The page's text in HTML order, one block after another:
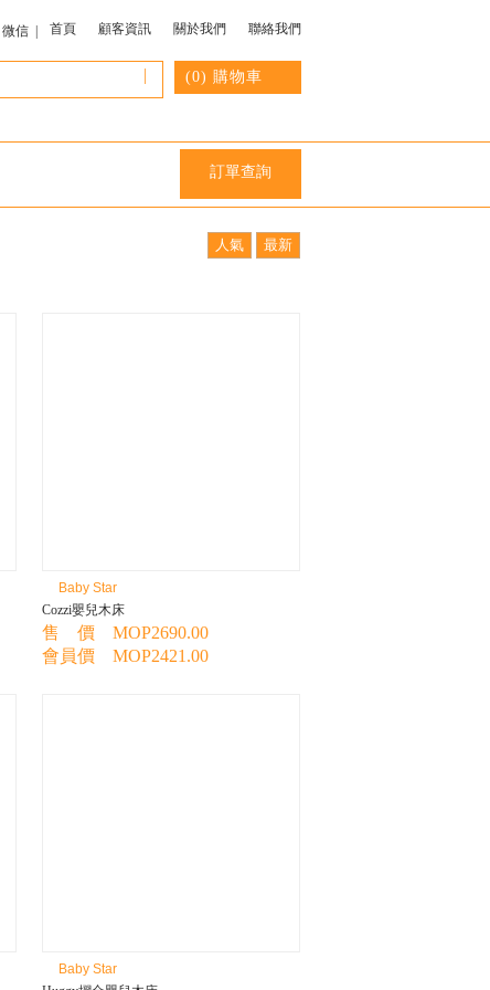
微信 | 首頁 顧客資訊 關於我們 聯絡我們
(0) 購物車
|
訂單查詢
Baby Star
Cozzi嬰兒木床
售 價 MOP2690.00
會員價 MOP2421.00
Baby Star